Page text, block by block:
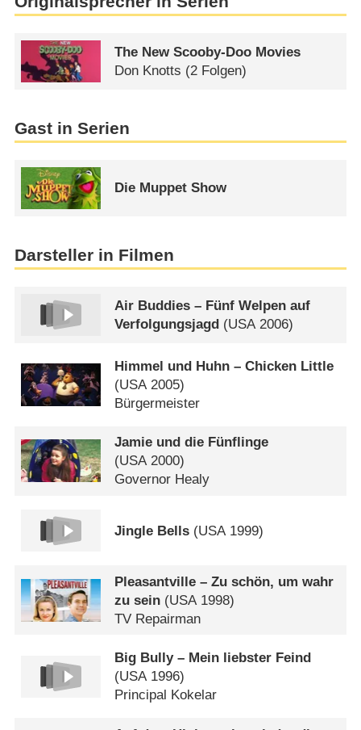
The New Scooby-Doo Movies
Don Knotts (2 Folgen)
Gast in Serien
Die Muppet Show
Darsteller in Filmen
Air Buddies – Fünf Welpen auf
Verfolgungsjagd (USA2006)
Himmel und Huhn – Chicken Little
(USA 2005)
Bürgermeister
Jamie und die Fünflinge
(USA2000)
Governor Healy
Jingle Bells (USA 1999)
Pleasantville – Zu schön, um wahr
zu sein (USA1998)
TV Repairman
Big Bully – Mein liebster Feind
(USA1996)
Principal Kokelar